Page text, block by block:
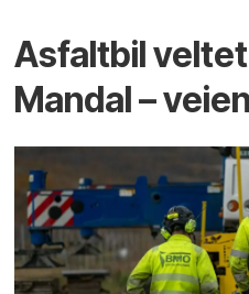
Asfaltbil
Mandal –